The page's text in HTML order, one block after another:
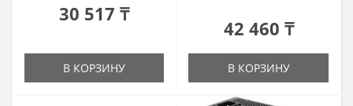
30 517 ₸
В КОРЗИНУ
42 460 ₸
В КОРЗИНУ